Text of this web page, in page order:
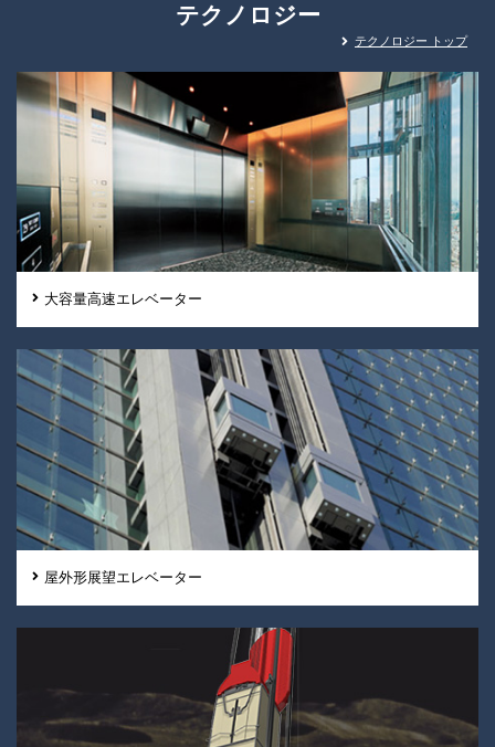
テクノロジー
テクノロジー トップ
大容量高速エレベーター
屋外形展望エレベーター